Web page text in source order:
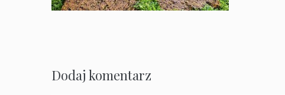
Dodaj komentarz